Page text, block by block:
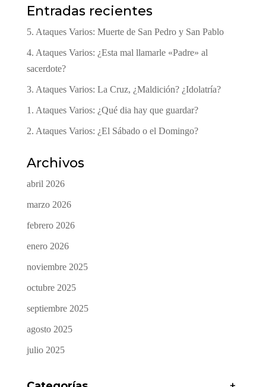
Entradas recientes
5. Ataques Varios: Muerte de San Pedro y San Pablo
4. Ataques Varios: ¿Esta mal llamarle «Padre» al
sacerdote?
3. Ataques Varios: La Cruz, ¿Maldición? ¿Idolatría?
1. Ataques Varios: ¿Qué dia hay que guardar?
2. Ataques Varios: ¿El Sábado o el Domingo?
Archivos
abril 2026
marzo 2026
febrero 2026
enero 2026
noviembre 2025
octubre 2025
septiembre 2025
agosto 2025
julio 2025